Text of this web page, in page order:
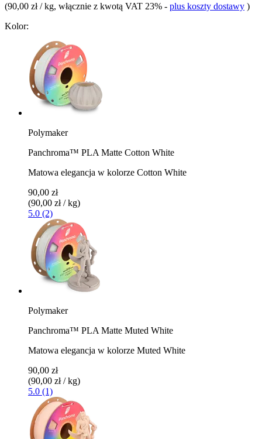
(90,00 zł / kg, włącznie z kwotą VAT 23% - plus koszty dostawy )
Kolor:
Polymaker
Panchroma™ PLA Matte Cotton White
Matowa elegancja w kolorze Cotton White
90,00 zł
(90,00 zł / kg)
5.0 (2)
Polymaker
Panchroma™ PLA Matte Muted White
Matowa elegancja w kolorze Muted White
90,00 zł
(90,00 zł / kg)
5.0 (1)